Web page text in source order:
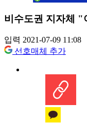
비수도권 지자체 "
입력 2021-07-09 11:08
선호매체 추가